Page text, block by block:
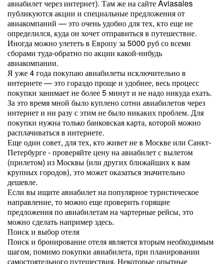
авиабилет через интернет). Там же на сайте Aviasales
публикуются акции и специальные предложения от
авиакомпаний — это очень удобно для тех, кто еще не
определился, куда он хочет отправиться в путешествие.
Иногда можно улететь в Европу за 5000 руб со всеми
сборами туда-обратно по акции какой-нибудь
авиакомпании.
Я уже 4 года покупаю авиабилеты исключительно в
интернете — это гораздо проще и удобнее, весь процесс
покупки занимает не более 5 минут и не надо никуда ехать.
За это время мной было куплено сотни авиабилетов через
интернет и ни разу с этим не было никаких проблем. Для
покупки нужна только банковская карта, которой можно
расплачиваться в интернете.
Еще один совет, для тех, кто живет не в Москве или Санкт-
Петербурге - проверяйте цену на авиабилет с вылетом
(прилетом) из Москвы (или других ближайших к вам
крупных городов), это может оказаться значительно
дешевле.
Если вы ищите авиабилет на популярное туристическое
направление, то можно еще проверить горящие
предложения по авиабилетам на чартерные рейсы, это
можно сделать например здесь.
Поиск и выбор отеля
Поиск и бронирование отеля является вторым необходимым
шагом, помимо покупки авиабилета, при планировании
самостоятельного путешествия. Некоторые опытные